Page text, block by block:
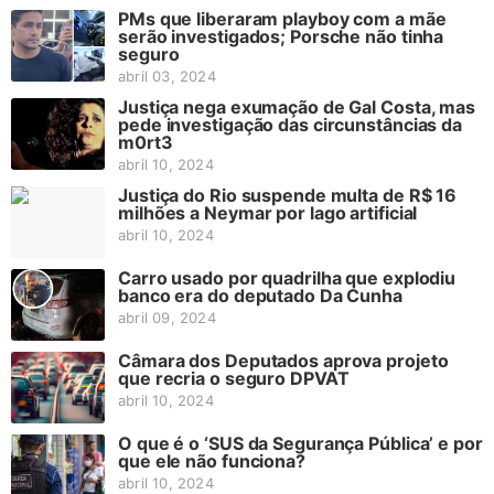
PMs que liberaram playboy com a mãe
serão investigados; Porsche não tinha
seguro
abril 03, 2024
Justiça nega exumação de Gal Costa, mas
pede investigação das circunstâncias da
m0rt3
abril 10, 2024
Justiça do Rio suspende multa de R$ 16
milhões a Neymar por lago artificial
abril 10, 2024
Carro usado por quadrilha que explodiu
banco era do deputado Da Cunha
abril 09, 2024
Câmara dos Deputados aprova projeto
que recria o seguro DPVAT
abril 10, 2024
O que é o ‘SUS da Segurança Pública’ e por
que ele não funciona?
abril 10, 2024